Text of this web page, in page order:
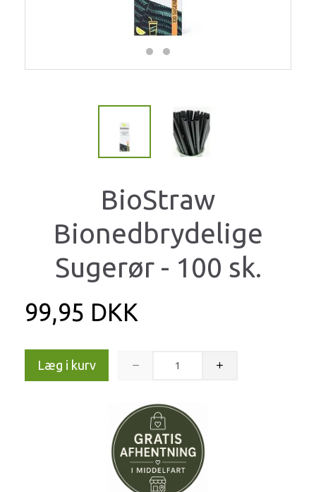
BioStraw
Bionedbrydelige
Sugerør - 100 sk.
99,95 DKK
Læg i kurv